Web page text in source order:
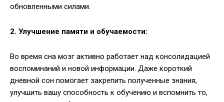
обновленными силами.
2. Улучшение памяти и обучаемости:
Во время сна мозг активно работает над консолидацией
воспоминаний и новой информации. Даже короткий
дневной сон помогает закрепить полученные знания,
улучшить вашу способность к обучению и вспомнить то,